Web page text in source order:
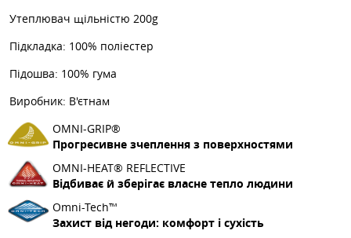
Утеплювач щільністю 200g
Підкладка: 100% поліестер
Підошва: 100% гума
Виробник: В'єтнам
OMNI-GRIP®
Прогресивне зчеплення з поверхностями
OMNI-HEAT® REFLECTIVE
Відбиває й зберігає власне тепло людини
Omni-Tech™
Захист від негоди: комфорт і сухість